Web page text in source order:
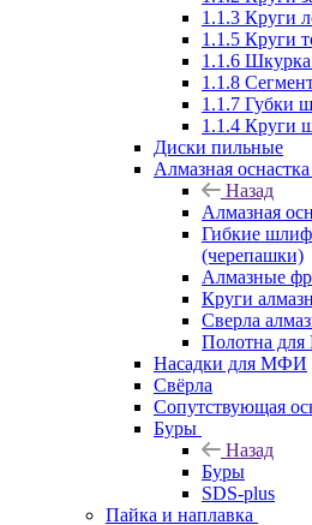
1.1.3 Круги
1.1.5 Круги
1.1.6
1.1.8
1.1.7 Губки
1.1.4 Круги
Диски пильные
Алмазная оснастка
Назад
Алмазная
Гибкие
(черепашки)
Алмазные
Круги
Сверла
Полотна
Насадки для МФИ
Свёрла
Сопутствующая
Буры
Назад
Буры
SDS-plus
Пайка и наплавка